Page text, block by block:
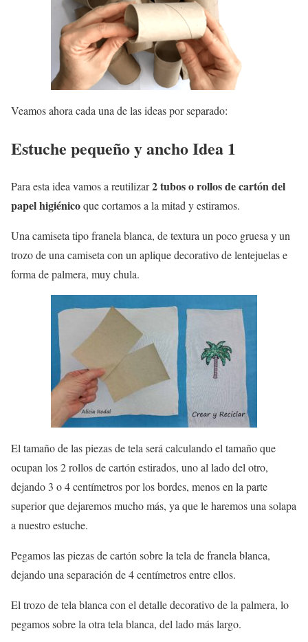
Veamos ahora cada una de las ideas por separado:
Estuche pequeño y ancho Idea 1
Para esta idea vamos a reutilizar2 tubos o rollos de cartón del
papel higiénicoque cortamos a la mitad y estiramos.
Una camiseta tipo franela blanca, de textura un poco gruesa y un
trozo de una camiseta con un aplique decorativo de lentejuelas e
forma de palmera, muy chula.
El tamaño de las piezas de tela será calculando el tamaño que
ocupan los 2 rollos de cartón estirados, uno al lado del otro,
dejando 3 o 4 centímetros por los bordes, menos en la parte
superior que dejaremos mucho más, ya que le haremos una solapa
a nuestro estuche.
Pegamos las piezas de cartón sobre la tela de franela blanca,
dejando una separación de 4 centímetros entre ellos.
El trozo de tela blanca con el detalle decorativo de la palmera, lo
pegamos sobre la otra tela blanca, del lado más largo.